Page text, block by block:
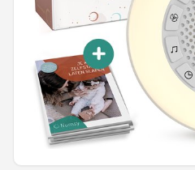
Alecto
Zazu
Paladone
Aigostar